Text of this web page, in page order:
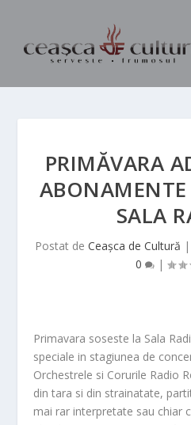
PRIMĂVARA
SALA
Postat de Ceașca de Cultură |
0
|
Primavara soseste la Sala
speciale in stagiunea de
Orchestrele si Corurile Radio
din tara si din strainatate,
mai rar interpretate sau chiar